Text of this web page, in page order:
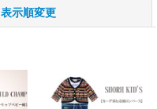
表示順変更